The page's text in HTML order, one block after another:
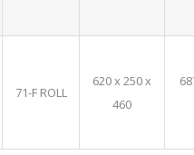
71-F ROLL
620 x 250 x
460